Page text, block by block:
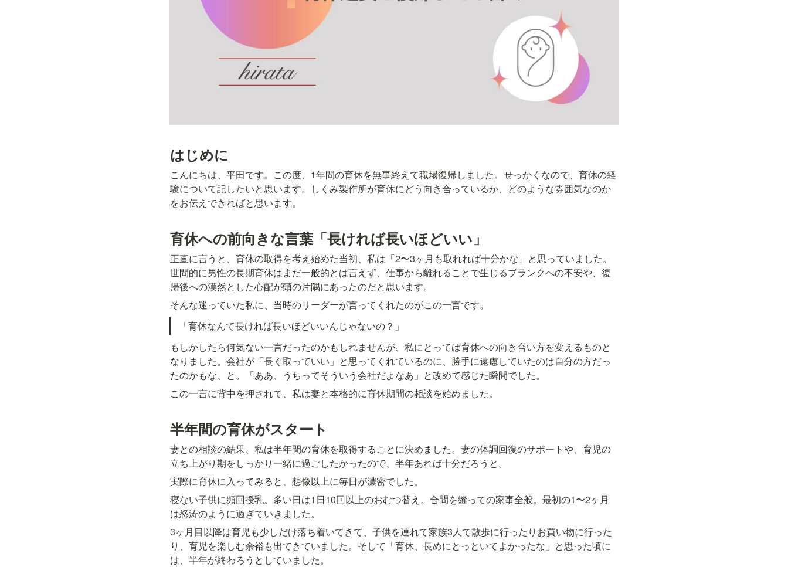
はじめに
こんにちは、平田です。この度、1年間の育休を無事終えて職場復帰しました。せっかくなので、育休の経
験について記したいと思います。しくみ製作所が育休にどう向き合っているか、どのような雰囲気なのか
をお伝えできればと思います。
育休への前向きな言葉「長ければ長いほどいい」
正直に言うと、育休の取得を考え始めた当初、私は「2〜3ヶ月も取れれば十分かな」と思っていました。
世間的に男性の長期育休はまだ一般的とは言えず、仕事から離れることで生じるブランクへの不安や、復
帰後への漠然とした心配が頭の片隅にあったのだと思います。
そんな迷っていた私に、当時のリーダーが言ってくれたのがこの一言です。
「育休なんて長ければ長いほどいいんじゃないの？」
もしかしたら何気ない一言だったのかもしれませんが、私にとっては育休への向き合い方を変えるものと
なりました。会社が「長く取っていい」と思ってくれているのに、勝手に遠慮していたのは自分の方だっ
たのかもな、と。「ああ、うちってそういう会社だよなあ」と改めて感じた瞬間でした。
この一言に背中を押されて、私は妻と本格的に育休期間の相談を始めました。
半年間の育休がスタート
妻との相談の結果、私は半年間の育休を取得することに決めました。妻の体調回復のサポートや、育児の
立ち上がり期をしっかり一緒に過ごしたかったので、半年あれば十分だろうと。
実際に育休に入ってみると、想像以上に毎日が濃密でした。
寝ない子供に頻回授乳。多い日は1日10回以上のおむつ替え。合間を縫っての家事全般。最初の1〜2ヶ月
は怒涛のように過ぎていきました。
3ヶ月目以降は育児も少しだけ落ち着いてきて、子供を連れて家族3人で散歩に行ったりお買い物に行った
り、育児を楽しむ余裕も出てきていました。そして「育休、長めにとっといてよかったな」と思った頃に
は、半年が終わろうとしていました。